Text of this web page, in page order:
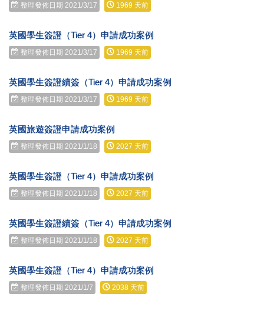
整理發佈日期 2021/3/17 1969 天前
英國學生簽證（Tier 4）申請成功案例
整理發佈日期 2021/3/17 1969 天前
英國學生簽證續簽（Tier 4）申請成功案例
整理發佈日期 2021/3/17 1969 天前
英國旅遊簽證申請成功案例
整理發佈日期 2021/1/18 2027 天前
英國學生簽證（Tier 4）申請成功案例
整理發佈日期 2021/1/18 2027 天前
英國學生簽證續簽（Tier 4）申請成功案例
整理發佈日期 2021/1/18 2027 天前
英國學生簽證（Tier 4）申請成功案例
整理發佈日期 2021/1/7 2038 天前